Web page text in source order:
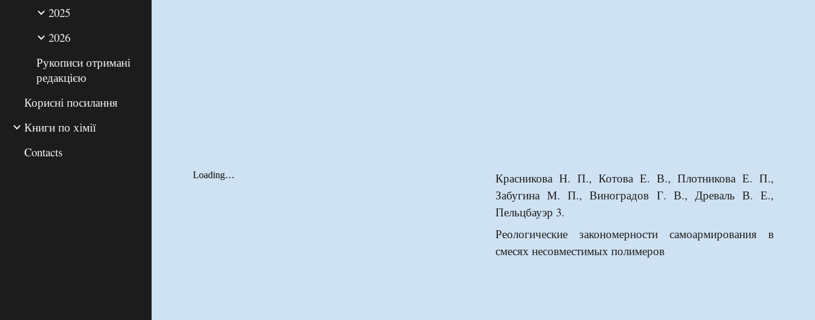
2025
2026
Рукописи отримані
редакцією
Корисні посилання
Книги по хімії
Contacts
Красникова Н. П., Котова Е. В., Плотникова Е. П.,
Забугина М. П., Виноградов Г. В., Древаль В. Е.,
Пельцбауэр 3.
Реологические закономерности самоармирования в
смесях несовместимых полимеров